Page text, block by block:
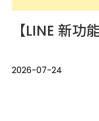
2026-07-24